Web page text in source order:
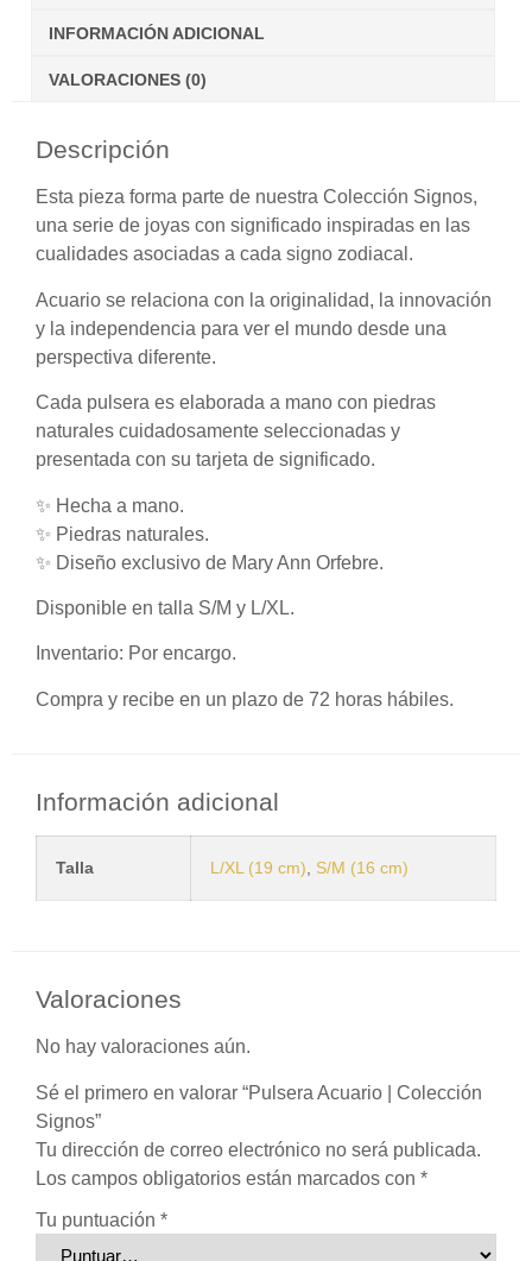
INFORMACIÓN ADICIONAL
VALORACIONES (0)
Descripción
Esta pieza forma parte de nuestra Colección Signos,
una serie de joyas con significado inspiradas en las
cualidades asociadas a cada signo zodiacal.
Acuario se relaciona con la originalidad, la innovación
y la independencia para ver el mundo desde una
perspectiva diferente.
Cada pulsera es elaborada a mano con piedras
naturales cuidadosamente seleccionadas y
presentada con su tarjeta de significado.
✨ Hecha a mano.
✨ Piedras naturales.
✨ Diseño exclusivo de Mary Ann Orfebre.
Disponible en talla S/M y L/XL.
Inventario: Por encargo.
Compra y recibe en un plazo de 72 horas hábiles.
Información adicional
Talla L/XL (19 cm) S/M (16 cm)
Valoraciones
No hay valoraciones aún.
Sé el primero en valorar “Pulsera Acuario | Colección
Signos”
Tu dirección de correo electrónico no será publicada.
Los campos obligatorios están marcados con *
Tu puntuación *